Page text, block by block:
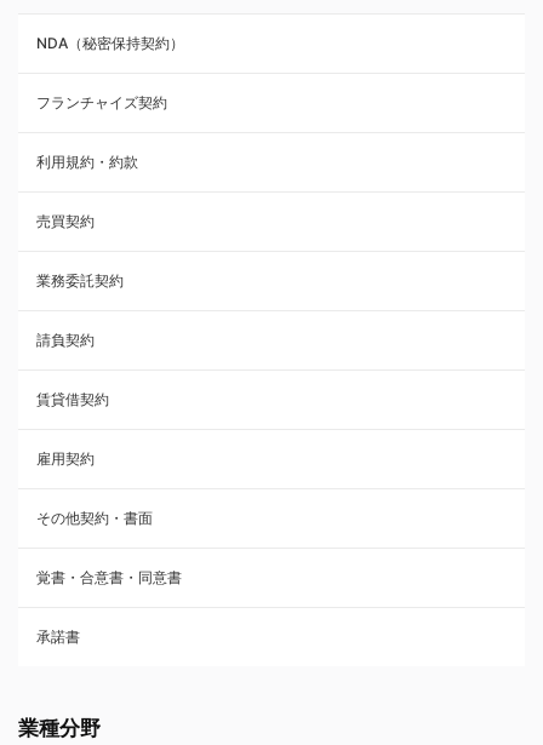
業務委託契約
利用規約・約款
覚書・合意書・同意書
承諾書
雇用契約
その他契約・書面
売買契約
株主総会議事録・関連書類
請負契約
フランチャイズ契約
賃貸借契約
NDA（秘密保持契約）
フランチャイズ契約
利用規約・約款
売買契約
業務委託契約
請負契約
賃貸借契約
雇用契約
その他契約・書面
覚書・合意書・同意書
承諾書
業種分野